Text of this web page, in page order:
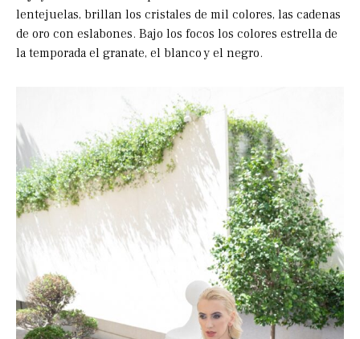
lentejuelas, brillan los cristales de mil colores, las cadenas
de oro con eslabones. Bajo los focos los colores estrella de
la temporada el granate, el blanco y el negro.